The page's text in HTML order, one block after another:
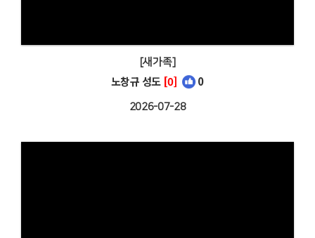
[새가족]
노창규 성도 [0] 0
2026-07-28